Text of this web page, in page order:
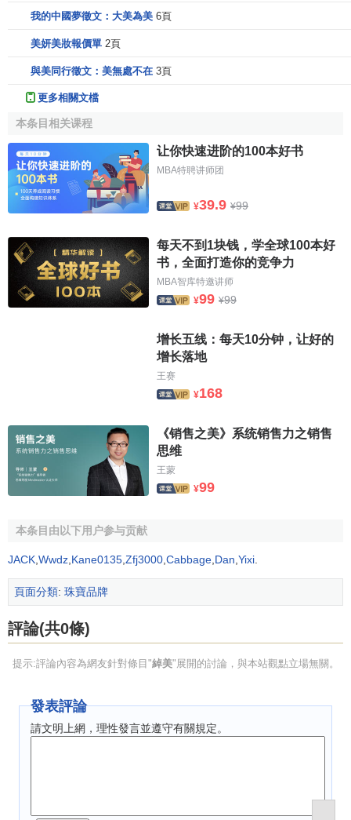
弟繼任時，珠寶可以根據個人
喜好要求來定做。珠寶的形狀
有常春藤葉狀、紫羅蘭狀、心
成員都被珠寶的魅力所吸引。
在杜樂麗宮裡，貴婦人的腕
上、脖子上都配戴著各種各樣
的鑽石、紅寶石、珍珠頭飾
物。婦女們變得有“才華”和富
於創意。他們把綠寶石頭飾變為了手飾。在那個世紀，舞會
興盛與衰落
1840年的革命迫使Morel（Fossin的領班）漂洋過海最後
到達倫敦。在那裡，他的珠寶征服了維多利亞女王與權貴
開幕，Morel被授予最具名望的珠寶商之一。真可謂：山窮水
盡疑無路，柳暗花明又一村。
法國的第二帝國對刻有浮雕的寶石、玫瑰冠的心形寶
石、弔墜、雙面嵌寶石的戒指等情有獨鍾。每天5點，各種沙
龍就變得跟亞洲商棧一樣熱鬧,人們圍坐在精緻的中國銀制茶
具旁邊，在宜人茶香中談天說地。
和南非鑽石雕刻技術的提高,相關藝術已經超越了皇宮貴族狹
窄的圈子。Joseph Chaumet與Marie Morel聯合起來，發揚
家族的傳統。他以自己的名字為這家專營店命名。當時
Chaumet就是一家
術師一樣能讓珠寶栩栩如生。這位專家發現了用自然寶石製
毛、龜殼、扇子形狀的百合與皇冠，還有各種顏色的漂亮珍
珠項鏈，為新藝術增添異彩。他的珠寶設計精緻細膩，遠遠
20年代的巴黎活力四射。婦女們穿著各種時髦閃亮的衣
我的中國夢徵文：大美為美 6頁
美妍美妝報價單 2頁
與美同行徵文：美無處不在 3頁
更多相關文檔
本条目相关课程
让你快速进阶的100本好书
MBA特聘讲师团
¥39.9 ¥99
每天不到1块钱，学全球100本好
书，全面打造你的竞争力
MBA智库特邀讲师
¥99 ¥99
增长五线：每天10分钟，让好的
增长落地
王赛
¥168
《销售之美》系统销售力之销售
思维
王蒙
¥99
本条目由以下用户参与贡献
JACK Wwdz Kane0135 Zfj3000 Cabbage Dan Yixi
頁面分類: 珠寶品牌
評論(共0條)
提示:評論內容為網友針對條目"綽美"展開的討論，與本站觀點立場無關。
發表評論
請文明上網，理性發言並遵守有關規定。